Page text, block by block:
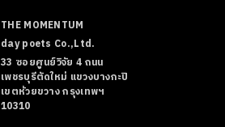
THE MOMENTUM
day poets Co.,Ltd.
33 ซอยศูนย์วิจัย 4 ถนน
เพชรบุรีตัดใหม่ แขวงบางกะปิ
เขตห้วยขวาง กรุงเทพฯ
10310